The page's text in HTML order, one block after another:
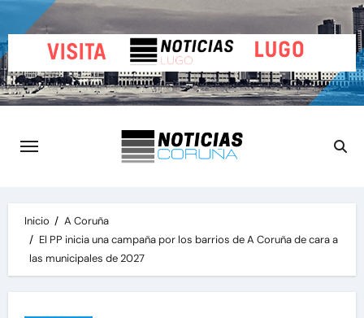
al
contenido
Inicio
A Coruña
El PP inicia una campaña por los barrios de A Coruña de cara a
las municipales de 2027